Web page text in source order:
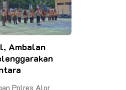
Ambalan
Polres Alor